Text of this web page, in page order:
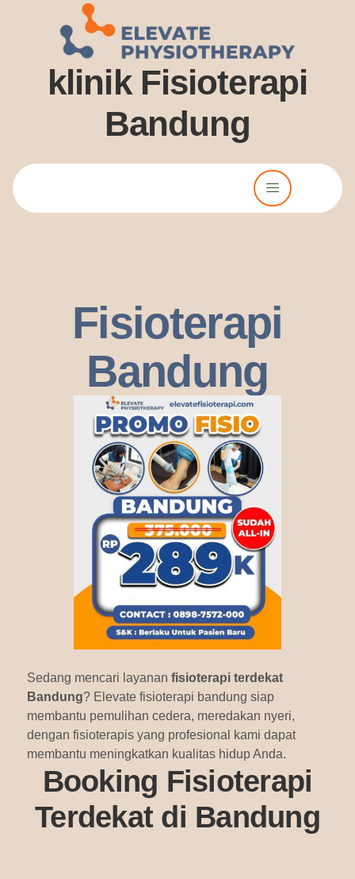
klinik Fisioterapi
Bandung
Fisioterapi
Bandung
Sedang mencari layanan fisioterapi terdekat
Bandung? Elevate fisioterapi bandung siap
membantu pemulihan cedera, meredakan nyeri,
dengan fisioterapis yang profesional kami dapat
membantu meningkatkan kualitas hidup Anda.
Booking Fisioterapi
Terdekat di Bandung